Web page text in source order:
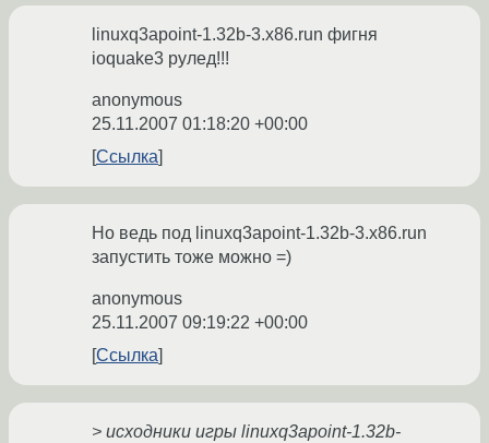
linuxq3apoint-1.32b-3.x86.run фигня
ioquake3 рулед!!!
anonymous
25.11.2007 01:18:20 +00:00
Ссылка
Но ведь под linuxq3apoint-1.32b-3.x86.run
запустить тоже можно =)
anonymous
25.11.2007 09:19:22 +00:00
Ссылка
> исходники игры linuxq3apoint-1.32b-